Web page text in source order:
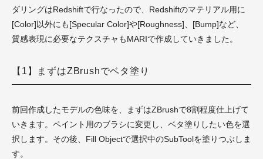
ダリングはRedshiftで行なったので、Redshiftのマテリアル用に
[Color]以外にも[Specular Color]や[Roughness]、[Bump]など、
質感表現に必要なテクスチャもMARIで作成していきました。
【1】まずはZBrushでベタ塗り
前回作成したモデルの色味を、まずはZBrushで8割程度仕上げて
いきます。ペイント用のブラシに変更し、ベタ塗りしたい色を選
択します。その後、Fill Objectで選択中のSubToolを塗りつぶしま
す。